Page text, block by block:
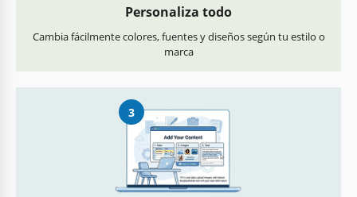
Personaliza todo
Cambia fácilmente colores, fuentes y diseños según tu estilo o
marca
3